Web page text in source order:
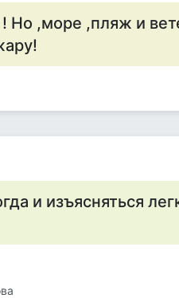
Но ,море ,пляж и
и изъясняться